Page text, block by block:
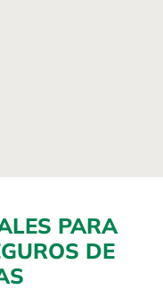
PARA
DE